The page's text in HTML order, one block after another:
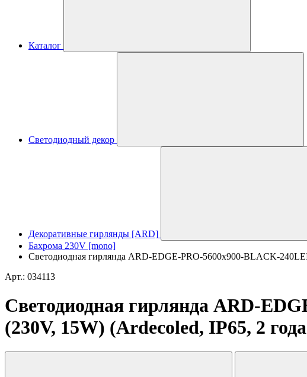
Каталог
Светодиодный декор
Декоративные гирлянды [ARD]
Бахрома 230V [mono]
Светодиодная гирлянда ARD-EDGE-PRO-5600x900-BLACK-
Арт.: 034113
Светодиодная гирлянда ARD-
(230V, 15W) (Ardecoled, IP65, 2